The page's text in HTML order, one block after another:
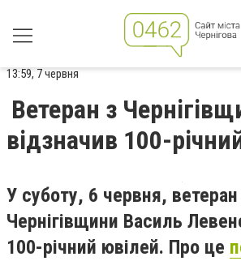
13:59, 7 червня
Ветеран з
відзначив 100-
У суботу, 6 червня, ветеран
Чернігівщини Василь
100-річний ювілей. Про це